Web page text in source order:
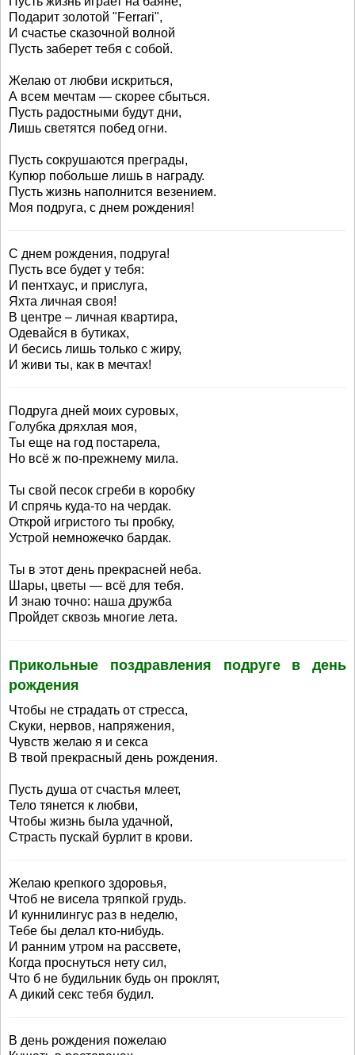
Подарит золотой "Ferrari",
И счастье сказочной волной
Пусть заберет тебя с собой.
Желаю от любви искриться,
А всем мечтам — скорее сбыться.
Пусть радостными будут дни,
Лишь светятся побед огни.
Пусть сокрушаются преграды,
Купюр побольше лишь в награду.
Пусть жизнь наполнится везением.
Моя подруга, с днем рождения!
С днем рождения, подруга!
Пусть все будет у тебя:
И пентхаус, и прислуга,
Яхта личная своя!
В центре – личная квартира,
Одевайся в бутиках,
И бесись лишь только с жиру,
И живи ты, как в мечтах!
Подруга дней моих суровых,
Голубка дряхлая моя,
Ты еще на год постарела,
Но всё ж по-прежнему мила.
Ты свой песок сгреби в коробку
И спрячь куда-то на чердак.
Открой игристого ты пробку,
Устрой немножечко бардак.
Ты в этот день прекрасней неба.
Шары, цветы — всё для тебя.
И знаю точно: наша дружба
Пройдет сквозь многие лета.
Прикольные поздравления подруге в день
рождения
Чтобы не страдать от стресса,
Скуки, нервов, напряжения,
Чувств желаю я и секса
В твой прекрасный день рождения.
Пусть душа от счастья млеет,
Тело тянется к любви,
Чтобы жизнь была удачной,
Страсть пускай бурлит в крови.
Желаю крепкого здоровья,
Чтоб не висела тряпкой грудь.
И куннилингус раз в неделю,
Тебе бы делал кто-нибудь.
И ранним утром на рассвете,
Когда проснуться нету сил,
Что б не будильник будь он проклят,
А дикий секс тебя будил.
В день рождения пожелаю